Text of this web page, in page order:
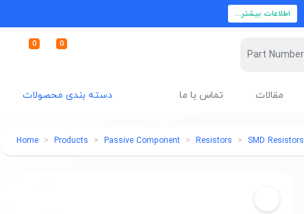
اطلاعات بیشتر...
0 0
دسته بندی محصولات مقالات تماس با ما
Home Products Passive Component Resistors SMD Resistors